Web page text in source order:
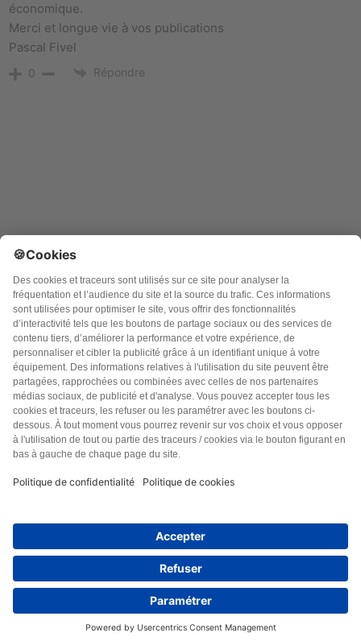
économique.
Merci et longue vie à vos publications
Pascal Fivel
0 Répondre
Argo Editions SA
3 rue du golf, Parc Innolin
33700 MERIGNAC CEDEX
Des questions ?
N’hésitez pas ànous contacter